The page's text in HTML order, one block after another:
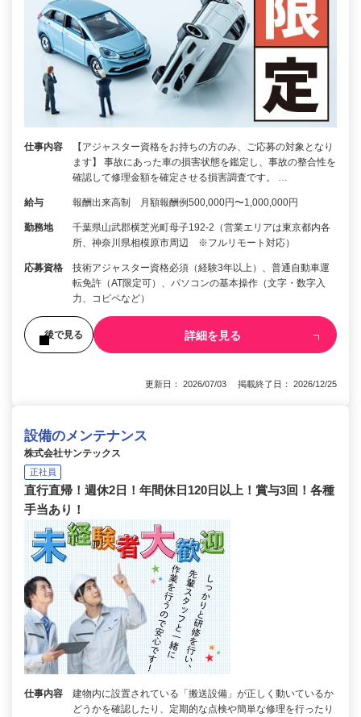
仕事内容
【アジャスター資格をお持ちの方のみ、ご応募の対象となり
ます】 事故にあった車の損害状態を鑑定し、事故の整合性を
確認して修理金額を確定させる損害調査です。 …
給与 報酬出来高制 月額報酬例500,000円〜1,000,000円
勤務地
千葉県山武郡横芝光町母子192-2（営業エリアは東京都内各
所、神奈川県相模原市周辺 ※フルリモート対応）
応募資格
技術アジャスター資格必須（経験3年以上）、普通自動車運
転免許（AT限定可）、パソコンの基本操作（文字・数字入
力、コピペなど）
後で見る 詳細を見る
更新日： 2026/07/03 掲載終了日： 2026/12/25
設備のメンテナンス
株式会社サンテックス
正社員
直行直帰！週休2日！年間休日120日以上！賞与3回！各種
手当あり！
仕事内容
建物内に設置されている「搬送設備」が正しく動いているか
どうかを確認したり、定期的な点検や簡単な修理を行ったり